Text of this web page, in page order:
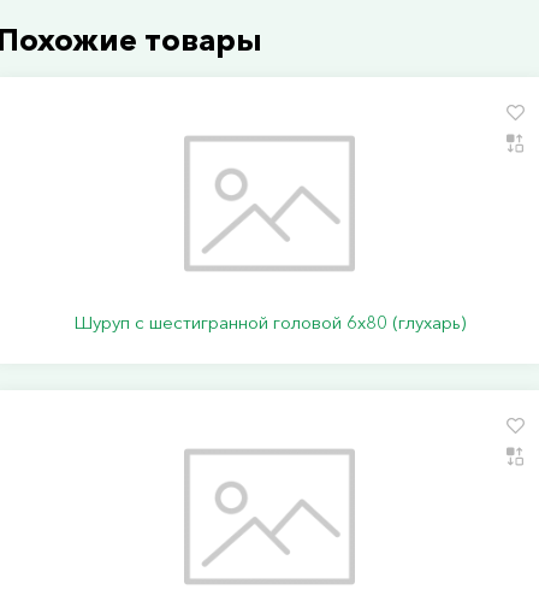
товары
Шуруп с шестигранной головой 6х80 (глухарь)